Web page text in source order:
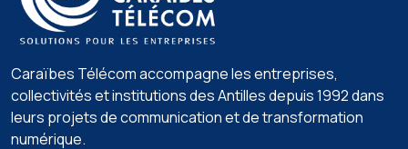
Caraïbes Télécom accompagne les entreprises,
collectivités et institutions des Antilles depuis 1992 dans
leurs projets de communication et de transformation
numérique.